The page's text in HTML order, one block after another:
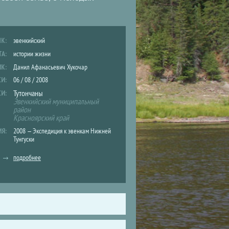
эвенкийский
истории жизни
Данил Афанасьевич Хукочар
06 / 08 / 2008
Тутончаны
Эвенкийский муниципальный
район
Красноярский край
2008 — Экспедиция к эвенкам Нижней
Тунгуски
подробнее